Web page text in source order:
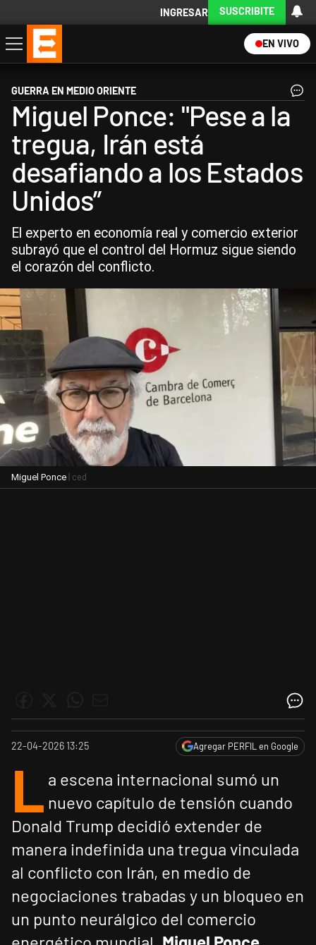
INGRESAR SUSCRIBITE
EN VIVO
Economía
Política
Internacional
Actualidad
Descargá la App
GUERRA EN MEDIO ORIENTE
Miguel Ponce: "Pese a la
tregua, Irán está
desafiando a los Estados
Unidos”
El experto en economía real y comercio exterior
subrayó que el control del Hormuz sigue siendo
el corazón del conflicto.
Miguel Ponce | ced
22-04-2026 13:25 Agregar PERFIL en Google
L a escena internacional sumó un
nuevo capítulo de tensión cuando
Donald Trump decidió extender de
manera indefinida una tregua vinculada
al conflicto con Irán, en medio de
negociaciones trabadas y un bloqueo en
un punto neurálgico del comercio